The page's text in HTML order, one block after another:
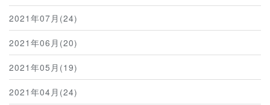
2021年07月(24)
2021年06月(20)
2021年05月(19)
2021年04月(24)